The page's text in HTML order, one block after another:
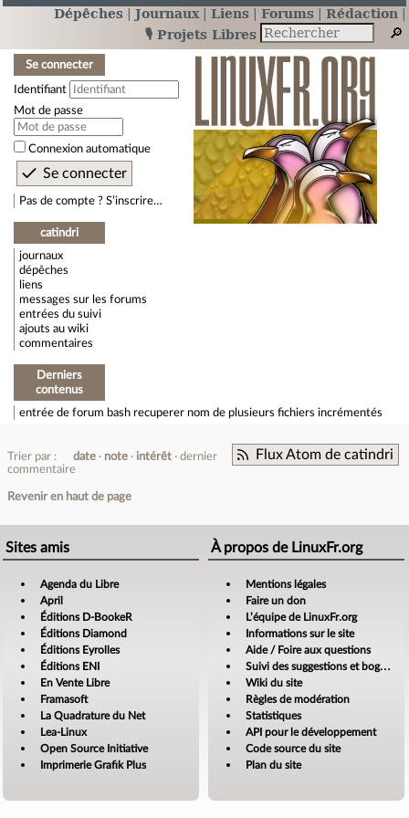
Dépêches Journaux Liens Forums
Rédaction
🎙️ Projets Libres
Se connecter
Identifiant
Mot de passe
Connexion automatique
Pas de compte ? S’inscrire…
catindri
journaux
dépêches
liens
messages sur les forums
entrées du suivi
ajouts au wiki
commentaires
Derniers
contenus
entrée de forum bash recuperer nom de plusieurs fichiers incrémentés
Flux Atom de catindri
Trier par : date note intérêt
dernier
commentaire
Revenir en haut de page
Sites amis
Agenda du Libre
April
Éditions D-BookeR
Éditions Diamond
Éditions Eyrolles
Éditions ENI
En Vente Libre
Framasoft
La Quadrature du Net
Lea-Linux
Open Source Initiative
Imprimerie Grafik Plus
À propos de LinuxFr.org
Mentions légales
Faire un don
L’équipe de LinuxFr.org
Informations sur le site
Aide / Foire aux questions
Suivi des suggestions et bogues
Wiki du site
Règles de modération
Statistiques
API pour le développement
Code source du site
Plan du site